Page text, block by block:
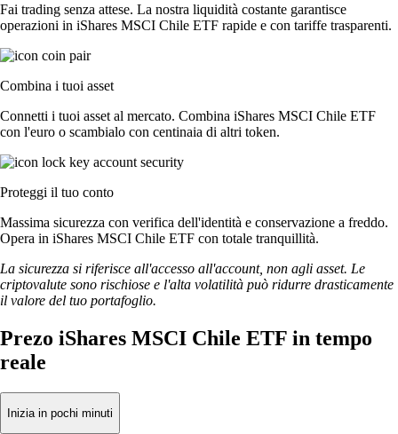
Fai trading senza attese. La nostra liquidità costante garantisce
operazioni in iShares MSCI Chile ETF rapide e con tariffe trasparenti.
Combina i tuoi asset
Connetti i tuoi asset al mercato. Combina iShares MSCI Chile ETF
con l'euro o scambialo con centinaia di altri token.
Proteggi il tuo conto
Massima sicurezza con verifica dell'identità e conservazione a freddo.
Opera in iShares MSCI Chile ETF con totale tranquillità.
La sicurezza si riferisce all'accesso all'account, non agli asset. Le
criptovalute sono rischiose e l'alta volatilità può ridurre drasticamente
il valore del tuo portafoglio.
Prezo iShares MSCI Chile ETF in tempo
reale
Inizia in pochi minuti